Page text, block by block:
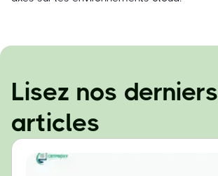
Lisez nos derniers
articles